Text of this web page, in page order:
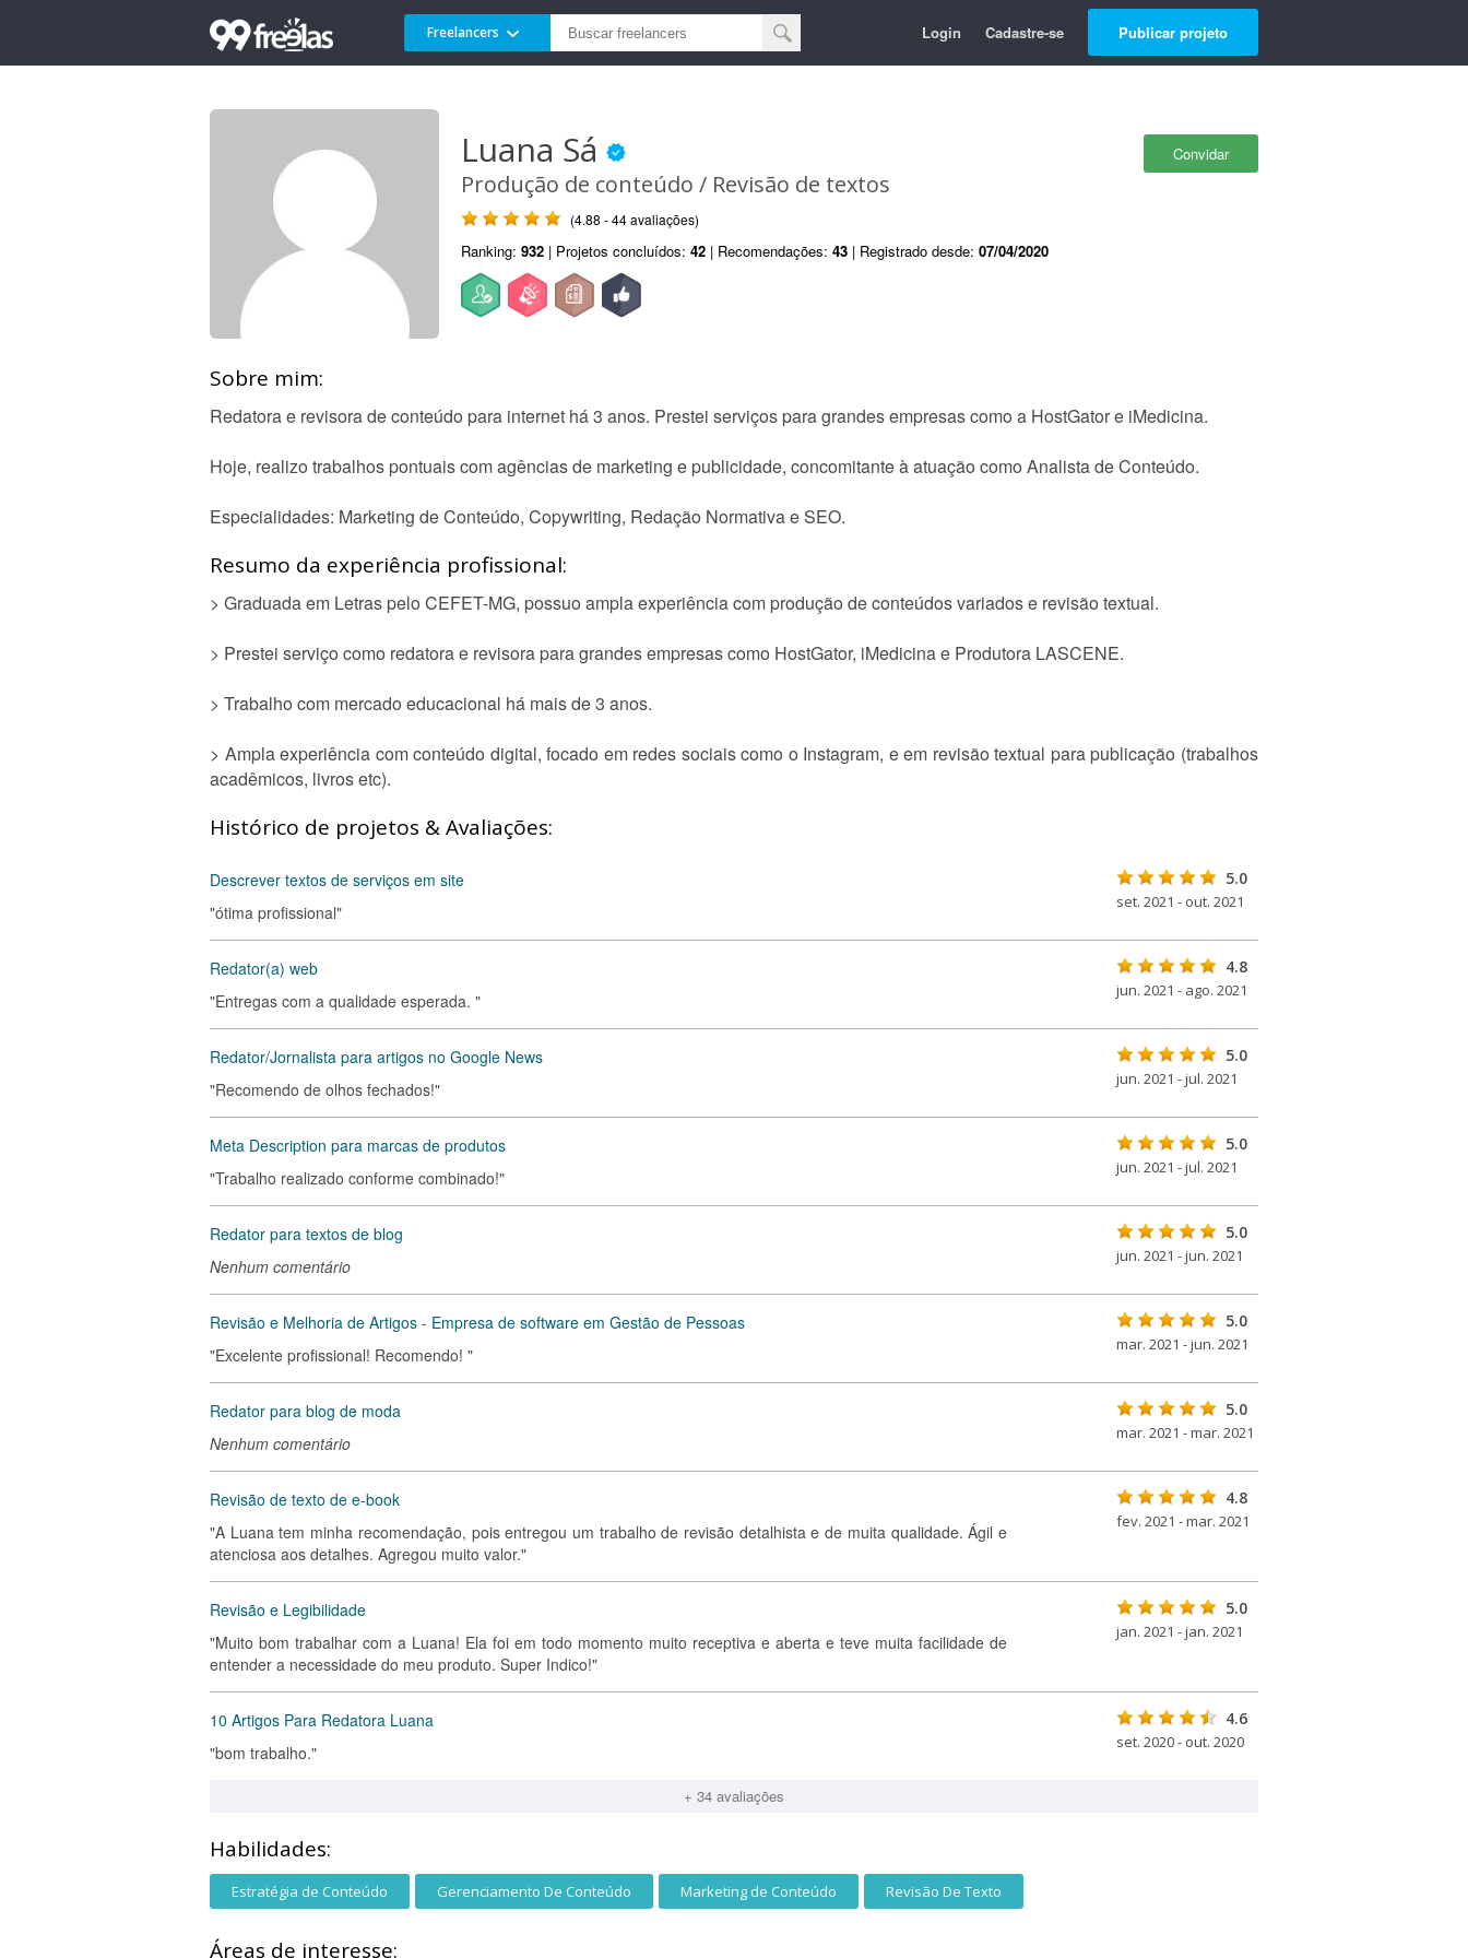
Freelancers Login Cadastre-se Publicar projeto
Convidar
Luana Sá
Produção de conteúdo / Revisão de textos
(4.88 - 44 avaliações)
Ranking: 932 | Projetos concluídos: 42 | Recomendações: 43 | Registrado desde: 07/04/2020
Sobre mim:
Redatora e revisora de conteúdo para internet há 3 anos. Prestei serviços para grandes empresas como a HostGator e iMedicina.
Hoje, realizo trabalhos pontuais com agências de marketing e publicidade, concomitante à atuação como Analista de Conteúdo.
Especialidades: Marketing de Conteúdo, Copywriting, Redação Normativa e SEO.
Resumo da experiência profissional:
> Graduada em Letras pelo CEFET-MG, possuo ampla experiência com produção de conteúdos variados e revisão textual.
> Prestei serviço como redatora e revisora para grandes empresas como HostGator, iMedicina e Produtora LASCENE.
> Trabalho com mercado educacional há mais de 3 anos.
> Ampla experiência com conteúdo digital, focado em redes sociais como o Instagram, e em revisão textual para publicação (trabalhos
acadêmicos, livros etc).
Histórico de projetos & Avaliações:
Descrever textos de serviços em site
"ótima profissional"
5.0
set. 2021 - out. 2021
Redator(a) web
"Entregas com a qualidade esperada. "
4.8
jun. 2021 - ago. 2021
Redator/Jornalista para artigos no Google News
"Recomendo de olhos fechados!"
5.0
jun. 2021 - jul. 2021
Meta Description para marcas de produtos
"Trabalho realizado conforme combinado!"
5.0
jun. 2021 - jul. 2021
Redator para textos de blog
Nenhum comentário
5.0
jun. 2021 - jun. 2021
Revisão e Melhoria de Artigos - Empresa de software em Gestão de Pessoas
"Excelente profissional! Recomendo! "
5.0
mar. 2021 - jun. 2021
Redator para blog de moda
Nenhum comentário
5.0
mar. 2021 - mar. 2021
Revisão de texto de e-book
"A Luana tem minha recomendação, pois entregou um trabalho de revisão detalhista e de muita qualidade. Ágil e
atenciosa aos detalhes. Agregou muito valor."
4.8
fev. 2021 - mar. 2021
Revisão e Legibilidade
"Muito bom trabalhar com a Luana! Ela foi em todo momento muito receptiva e aberta e teve muita facilidade de
entender a necessidade do meu produto. Super Indico!"
5.0
jan. 2021 - jan. 2021
10 Artigos Para Redatora Luana
"bom trabalho."
4.6
set. 2020 - out. 2020
+ 34 avaliações
Habilidades:
Estratégia de Conteúdo Gerenciamento De Conteúdo Marketing de Conteúdo Revisão De Texto
Áreas de interesse: